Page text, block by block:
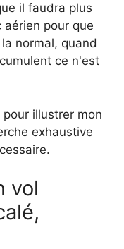
il faudra plus
pour que
normal, quand
ce n'est
illustrer mon
exhaustive
vol